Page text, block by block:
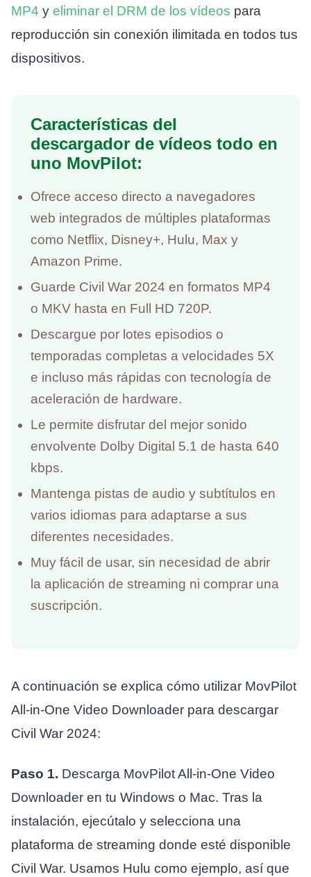
MP4 y eliminar el DRM de los vídeos para
reproducción sin conexión ilimitada en todos tus
dispositivos.
Características del
descargador de vídeos todo en
uno MovPilot:
Ofrece acceso directo a navegadores
web integrados de múltiples plataformas
como Netflix, Disney+, Hulu, Max y
Amazon Prime.
Guarde Civil War 2024 en formatos MP4
o MKV hasta en Full HD 720P.
Descargue por lotes episodios o
temporadas completas a velocidades 5X
e incluso más rápidas con tecnología de
aceleración de hardware.
Le permite disfrutar del mejor sonido
envolvente Dolby Digital 5.1 de hasta 640
kbps.
Mantenga pistas de audio y subtítulos en
varios idiomas para adaptarse a sus
diferentes necesidades.
Muy fácil de usar, sin necesidad de abrir
la aplicación de streaming ni comprar una
suscripción.
A continuación se explica cómo utilizar MovPilot
All-in-One Video Downloader para descargar
Civil War 2024:
Paso 1. Descarga MovPilot All-in-One Video
Downloader en tu Windows o Mac. Tras la
instalación, ejecútalo y selecciona una
plataforma de streaming donde esté disponible
Civil War. Usamos Hulu como ejemplo, así que